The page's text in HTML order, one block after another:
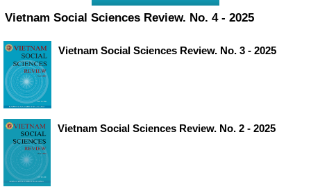
Vietnam Social Sciences Review. No. 4 - 2025
Vietnam Social Sciences Review. No. 3 - 2025
Vietnam Social Sciences Review. No. 2 - 2025